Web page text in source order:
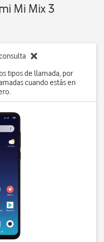
Mi Mix 3
tipos de llamada, por
cuando estás en